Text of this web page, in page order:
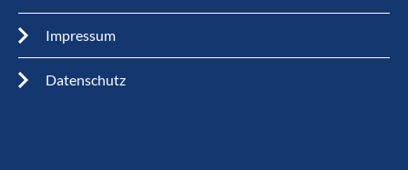
Impressum
Datenschutz